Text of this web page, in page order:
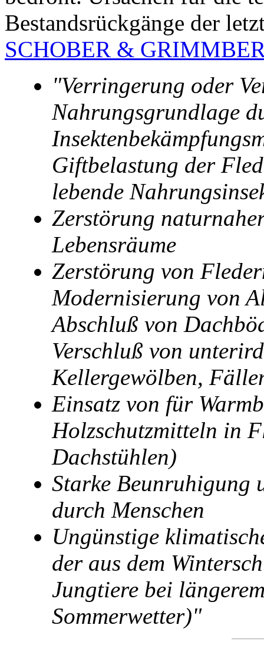
Bestandsrückgänge der
SCHOBER &
"Verringerung oder
Nahrungsgrundlage
Giftbelastung der
lebende
Zerstörung
Lebensräume
Zerstörung von
Modernisierung von
Abschluß von
Verschluß von
Kellergewölben,
Einsatz von für
Holzschutzmitteln in
Dachstühlen)
Starke Beunruhigung
durch Menschen
Ungünstige
der aus dem
Jungtiere bei
Sommerwetter)"